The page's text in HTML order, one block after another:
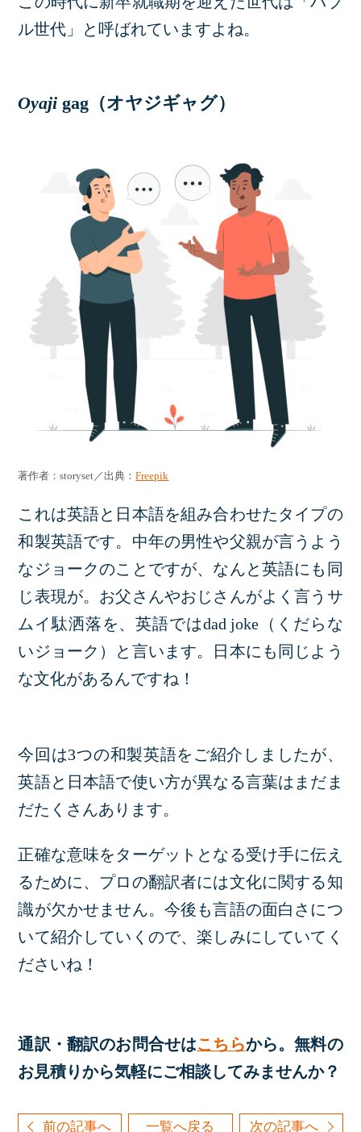
ル世代」と呼ばれていますよね。
Oyajigag（オヤジギャグ）
著作者：storyset／出典：Freepik
これは英語と日本語を組み合わせたタイプの
和製英語です。中年の男性や父親が言うよう
なジョークのことですが、なんと英語にも同
じ表現が。お父さんやおじさんがよく言うサ
ムイ駄洒落を、英語ではdad joke（くだらな
いジョーク）と言います。日本にも同じよう
な文化があるんですね！
今回は3つの和製英語をご紹介しましたが、
英語と日本語で使い方が異なる言葉はまだま
だたくさんあります。
正確な意味をターゲットとなる受け手に伝え
るために、プロの翻訳者には文化に関する知
識が欠かせません。今後も言語の面白さにつ
いて紹介していくので、楽しみにしていてく
ださいね！
通訳・翻訳のお問合せはこちらから。無料の
お見積りから気軽にご相談してみませんか？
前の記事へ 次の記事へ
一覧へ戻る